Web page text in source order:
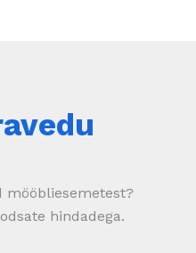
mööbliesemetest?
hindadega.